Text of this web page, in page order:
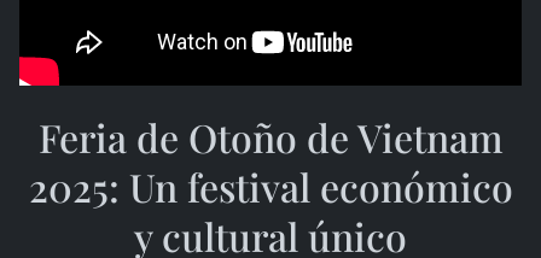
Feria de Otoño de Vietnam
2025: Un festival económico
y cultural único